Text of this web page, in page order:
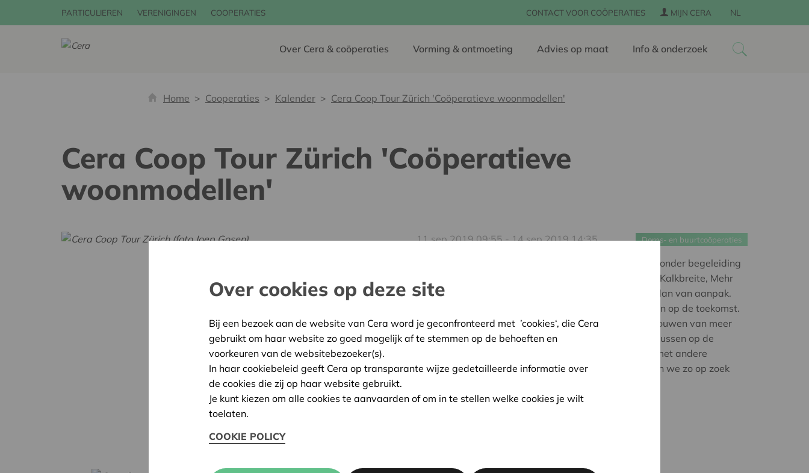
PARTICULIEREN VERENIGINGEN COOPERATIES CONTACT VOOR COÖPERATIES MIJN CERA NL
Over Cera & coöperaties Vorming & ontmoeting Advies op maat Info & onderzoek
Home Cooperaties Kalender Cera Coop Tour Zürich 'Coöperatieve woonmodellen'
Cera Coop Tour Zürich 'Coöperatieve
woonmodellen'
11 sep 2019 09:55 - 14 sep 2019 14:35 Dorps- en buurtcoöperaties
Tijdens een vierdaagse Cera Coop Tour bezochten we onder begeleiding
de nieuwere coöperaties zoals Kalkbreite, Mehr
als Wohnen en Kraftwerk, en we luisterden naar hun plan van aanpak.
Van de stad Zürich kregen we hun visie op het beleid en op de toekomst.
Tot slot bezochten we kwalitatieve appartementsgebouwen van meer
conservatieve coöperaties, zoals Im Gut, die vooral focussen op de
kwaliteit en betaalbaarheid van elke woning. Samen met andere
deskundigen uit wooncoöperaties of overheden, gingen we zo op zoek
Over cookies op deze site
Bij een bezoek aan de website van Cera word je geconfronteerd met ’cookies‘, die Cera
gebruikt om haar website zo goed mogelijk af te stemmen op de behoeften en
voorkeuren van de websitebezoeker(s).
In haar cookiebeleid geeft Cera op transparante wijze gedetailleerde informatie over
de cookies die zij op haar website gebruikt.
Je kunt kiezen om alle cookies te aanvaarden of om in te stellen welke cookies je wilt
toelaten.
COOKIE POLICY